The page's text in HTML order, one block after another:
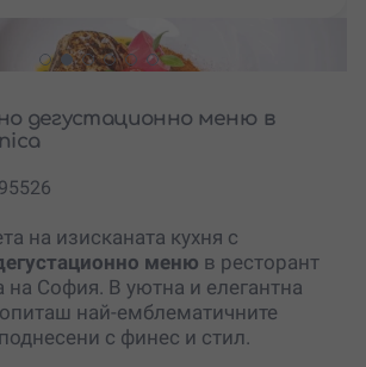
дегустационно меню в
на изисканата кухня с
меню в ресторант
на София. В уютна и елегантна
най-емблематичните
с финес и стил.